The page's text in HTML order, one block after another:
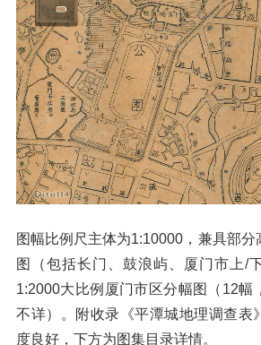
图幅比例尺主体为1:10000，兼具部
图（包括长门、鼓浪屿、厦门市上/
1:2000大比例厦门市区分幅图（12幅
不详）。附收录《平潭城地理调查表
度良好，下方为图集目录详情。